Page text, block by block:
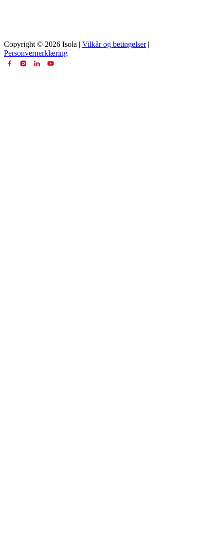
Copyright © 2026 Isola | Vilkår og betingelser|
Personvernerklæring